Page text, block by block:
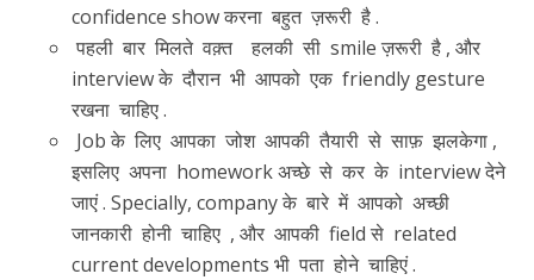
confidence show करना बहुत ज़रूरी है .
पहली बार मिलते वक़्त हलकी सी smile ज़रूरी है , और
interview के दौरान भी आपको एक friendly gesture
रखना चाहिए .
Job के लिए आपका जोश आपकी तैयारी से साफ़ झलकेगा ,
इसलिए अपना homework अच्छे से कर के interview देने
जाएं . Specially, company के बारे में आपको अच्छी
जानकारी होनी चाहिए , और आपकी field से related
current developments भी पता होने चाहिएं .